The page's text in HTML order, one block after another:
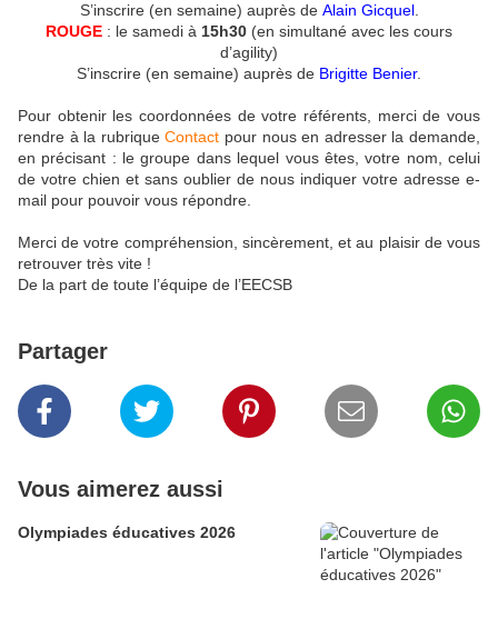
S’inscrire (en semaine) auprès de Alain Gicquel.
ROUGE : le samedi à 15h30 (en simultané avec les cours
d’agility)
S’inscrire (en semaine) auprès de Brigitte Benier.
Pour obtenir les coordonnées de votre référents, merci de vous
rendre à la rubriqueContact pour nous en adresser la demande,
en précisant : le groupe dans lequel vous êtes, votre nom, celui
de votre chien et sans oublier de nous indiquer votre adresse e-
mail pour pouvoir vous répondre.
Merci de votre compréhension, sincèrement, et au plaisir de vous
retrouver très vite !
De la part de toute l’équipe de l’EECSB
Partager
Vous aimerez aussi
Olympiades éducatives 2026